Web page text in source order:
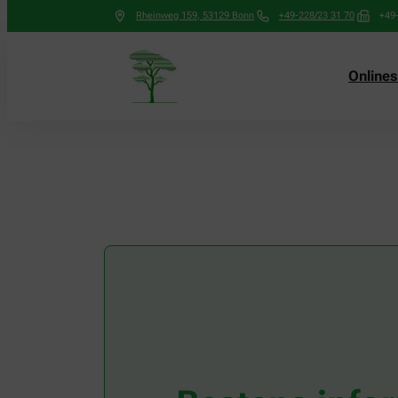
Rheinweg 159, 53129 Bonn +49-228/23 31 70